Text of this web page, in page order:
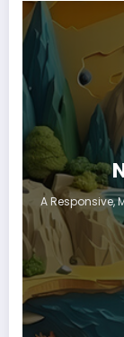
A Responsive,